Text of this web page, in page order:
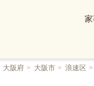
大阪府 大阪市 浪速区